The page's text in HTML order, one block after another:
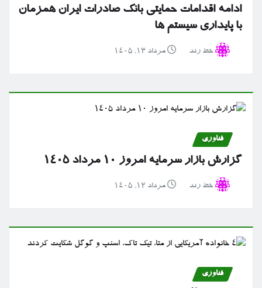
ادامه اقدامات حمایتی بانک صادرات ایران همزمان
با پایداری سیستم ها
خط رند مرداد ۱۳, ۱۴۰۵
فناوری
گزارش بازار سرمایه امروز ۱۰ مرداد ۱۴۰۵
خط رند مرداد ۱۲, ۱۴۰۵
فناوری